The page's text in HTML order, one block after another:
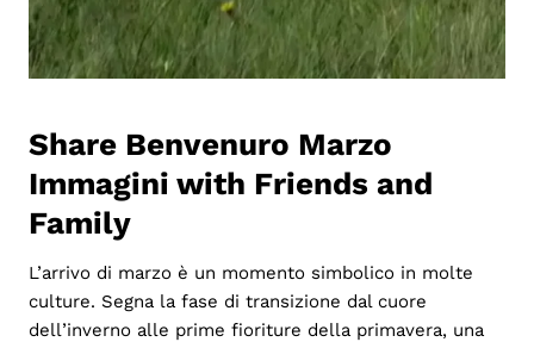
Share Benvenuro Marzo
Immagini with Friends and
Family
L’arrivo di marzo è un momento simbolico in molte
culture. Segna la fase di transizione dal cuore
dell’inverno alle prime fioriture della primavera, una